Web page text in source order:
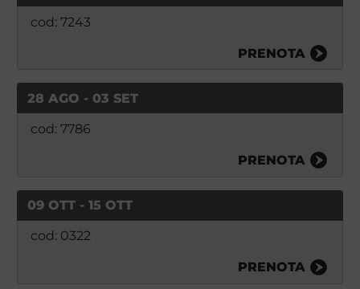
cod: 7243
PRENOTA
28 AGO - 03 SET
cod: 7786
PRENOTA
09 OTT - 15 OTT
cod: 0322
PRENOTA